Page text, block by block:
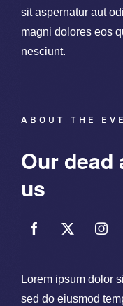
sit aspernatur aut
magni dolores eos
nesciunt.
ABOUT THE
Our dead
us
Lorem ipsum dolor
sed do eiusmod